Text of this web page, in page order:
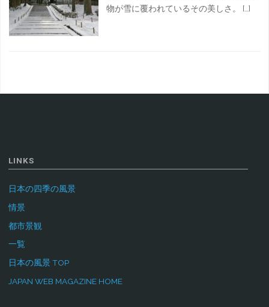
物が雪に覆われているその美しさ。 […]
LINKS
日本の四季の風景
情景
都市景観
一覧
日本の風景 TOP
JAPAN WEB MAGAZINE HOME